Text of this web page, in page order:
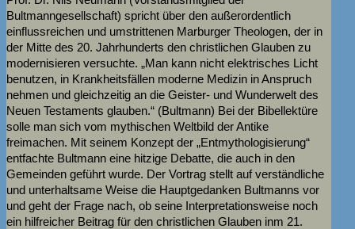
Bultmanngesellschaft) spricht über den außerordentlich
einflussreichen und umstrittenen Marburger Theologen, der in
der Mitte des 20. Jahrhunderts den christlichen Glauben zu
modernisieren versuchte. „Man kann nicht elektrisches Licht
benutzen, in Krankheitsfällen moderne Medizin in Anspruch
nehmen und gleichzeitig an die Geister- und Wunderwelt des
Neuen Testaments glauben.“ (Bultmann) Bei der Bibellektüre
solle man sich vom mythischen Weltbild der Antike
freimachen. Mit seinem Konzept der „Entmythologisierung“
entfachte Bultmann eine hitzige Debatte, die auch in den
Gemeinden geführt wurde. Der Vortrag stellt auf verständliche
und unterhaltsame Weise die Hauptgedanken Bultmanns vor
und geht der Frage nach, ob seine Interpretationsweise noch
ein hilfreicher Beitrag für den christlichen Glauben inm 21.